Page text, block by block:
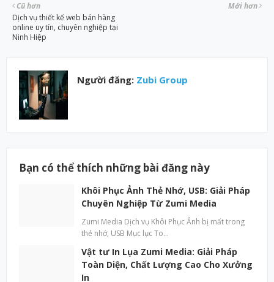
Mới hơn
Cũ hơn
Dịch vụ thiết kế web bán hàng
online uy tín, chuyên nghiệp tại
Ninh Hiệp
Người đăng: Zubi Group
Bạn có thể thích những bài đăng này
Khôi Phục Ảnh Thẻ Nhớ, USB: Giải Pháp
Chuyên Nghiệp Từ Zumi Media
Zumi Media Dịch vụ Khôi Phục Ảnh bị mất trong
thẻ nhớ, USB Mục lục To…
Vật tư In Lụa Zumi Media: Giải Pháp
Toàn Diện, Chất Lượng Cao Cho Xưởng
In